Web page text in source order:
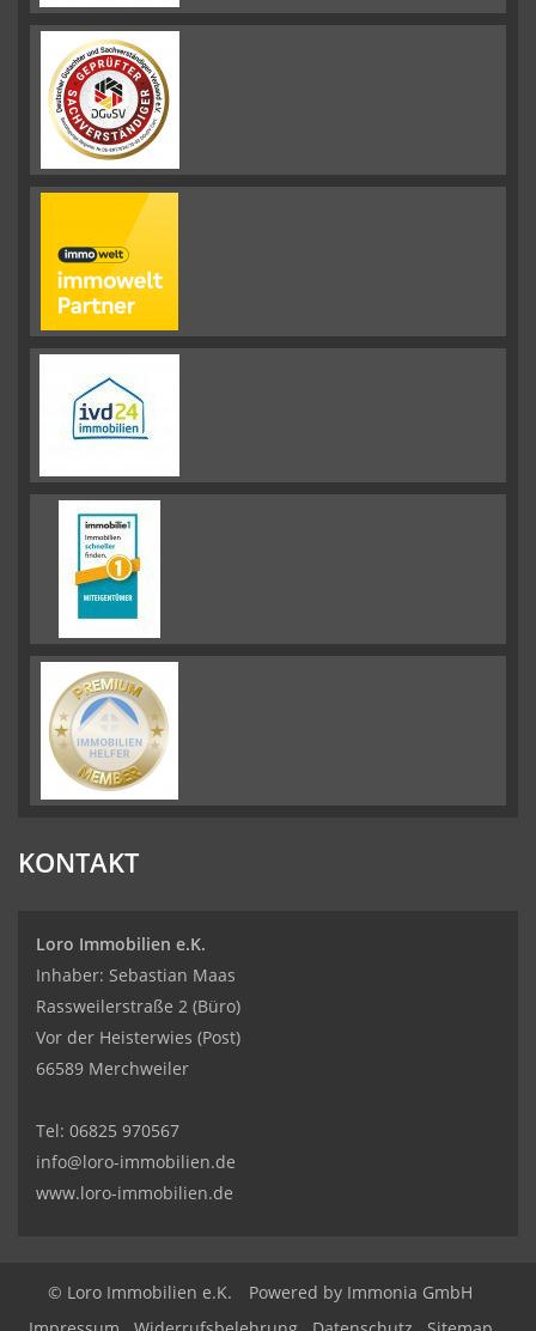
KONTAKT
Loro Immobilien e.K.
Inhaber: Sebastian Maas
Rassweilerstraße 2 (Büro)
Vor der Heisterwies (Post)
66589 Merchweiler
Tel: 06825 970567
info@loro-immobilien.de
www.loro-immobilien.de
© Loro Immobilien e.K.
Powered by Immonia GmbH